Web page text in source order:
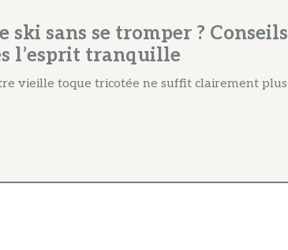
ski sans se tromper ? Conseils
l’esprit tranquille
vieille toque tricotée ne suffit clairement plus